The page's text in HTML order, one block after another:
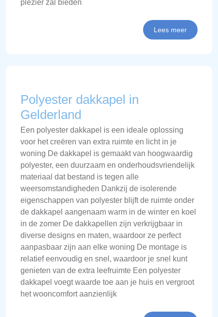
plezier zal bieden
Lees meer
Polyester dakkapel in
Gelderland
Een polyester dakkapel is een ideale oplossing
voor het creëren van extra ruimte en licht in je
woning De dakkapel is gemaakt van hoogwaardig
polyester, een duurzaam en onderhoudsvriendelijk
materiaal dat bestand is tegen alle
weersomstandigheden Dankzij de isolerende
eigenschappen van polyester blijft de ruimte onder
de dakkapel aangenaam warm in de winter en koel
in de zomer De dakkapellen zijn verkrijgbaar in
diverse designs en maten, waardoor ze perfect
aanpasbaar zijn aan elke woning De montage is
relatief eenvoudig en snel, waardoor je snel kunt
genieten van de extra leefruimte Een polyester
dakkapel voegt waarde toe aan je huis en vergroot
het wooncomfort aanzienlijk